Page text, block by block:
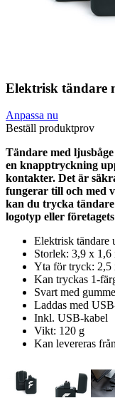
Elektrisk tändare
Anpassa nu
Beställ produktprov
Tändare med
en knapptryckning
kontakter. Det är
fungerar till och med
kan du trycka
logotyp eller
Elektrisk tändare
Storlek: 3,9 x 1,6
Yta för tryck: 2,5
Kan tryckas 1-
Svart med
Laddas med
Inkl. USB-kabel
Vikt: 120 g
Kan levereras